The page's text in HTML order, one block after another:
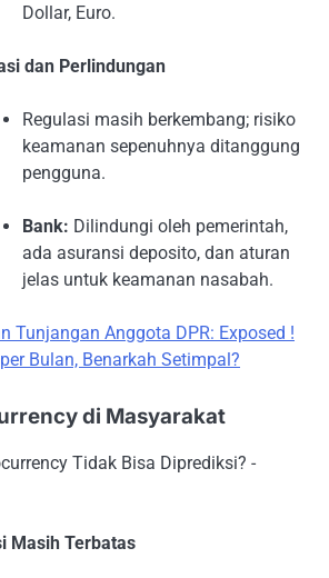
Dollar, Euro.
dan Perlindungan
Regulasi masih berkembang; risiko
keamanan sepenuhnya ditanggung
pengguna.
Bank: Dilindungi oleh pemerintah,
ada asuransi deposito, dan aturan
jelas untuk keamanan nasabah.
Tunjangan Anggota DPR: Exposed !
Bulan, Benarkah Setimpal?
di Masyarakat
Masih Terbatas